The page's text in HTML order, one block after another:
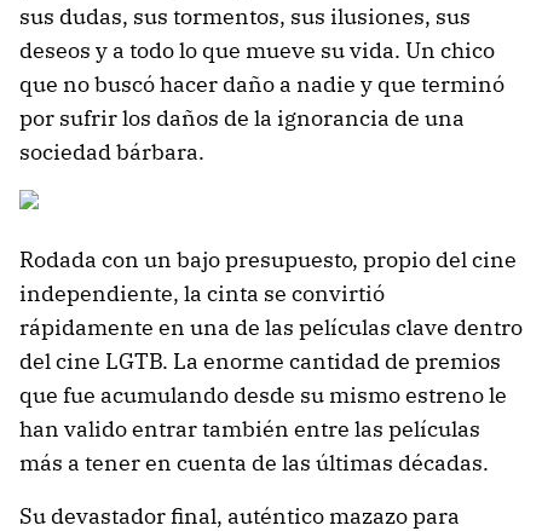
sus dudas, sus tormentos, sus ilusiones, sus
deseos y a todo lo que mueve su vida. Un chico
que no buscó hacer daño a nadie y que terminó
por sufrir los daños de la ignorancia de una
sociedad bárbara.
Rodada con un bajo presupuesto, propio del cine
independiente, la cinta se convirtió
rápidamente en una de las películas clave dentro
del cine LGTB. La enorme cantidad de premios
que fue acumulando desde su mismo estreno le
han valido entrar también entre las películas
más a tener en cuenta de las últimas décadas.
Su devastador final, auténtico mazazo para